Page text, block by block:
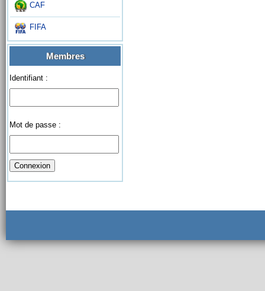
CAF
FIFA
Membres
Identifiant :
Mot de passe :